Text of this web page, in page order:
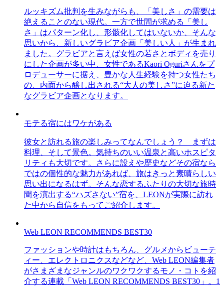
ルッキズム批判を生みながらも、「美しさ」の需要は
絶えることのない現代。一方で世間が求める「美し
さ」はパターン化し、形骸化してはいないか、そんな
思いから、新しいグラビア企画「美しい人」が生まれ
ました。グラビアと言えば女性の若さとボディを売り
にした企画が多い中、女性であるKaori Oguriさんをプ
ロデューサーに据え、豊かな人生経験を持つ女性たち
の、内面から醸し出される“大人の美しさ”に迫る新た
なグラビア企画となります。
モテる宿にはワケがある
彼女と訪れる旅の楽しみってなんでしょう？ まずは
料理、そして景色。気持ちのいい温泉と高いホスピタ
リティも大切です。さらに設えや歴史などその宿なら
ではの個性的な魅力があれば、旅はきっと素晴らしい
思い出になるはず。そんな恋するふたりの大切な旅時
間を演出する“ハズさない”宿を、LEONが実際に訪れ
た中から自信をもってご紹介します。
Web LEON RECOMMENDS BEST30
ファッションや時計はもちろん、グルメからビューテ
ィー、エレクトロニクスなどなど、Web LEON編集者
がさまざまなジャンルのワクワクするモノ・コトを紹
介する連載「Web LEON RECOMMENDS BEST30」。1